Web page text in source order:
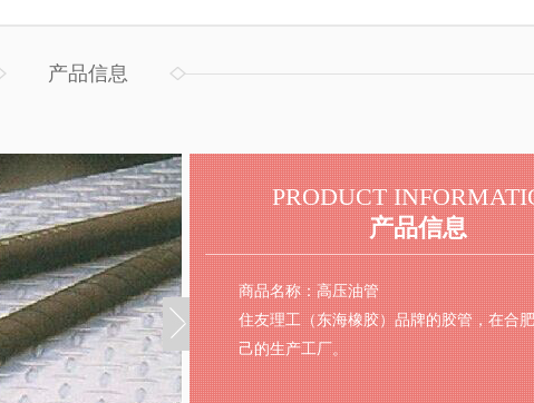
产品信息
PRODUCT
产品信息
商品名称：高压油管
住友理工（东海橡胶）品牌的胶管，在合
己的生产工厂。